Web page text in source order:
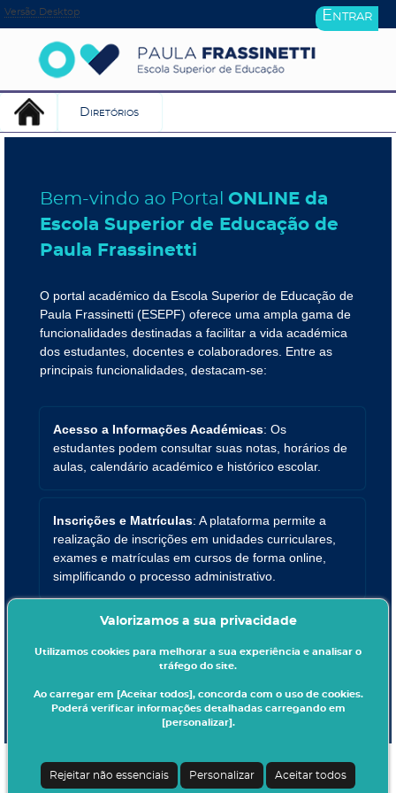
Versão Desktop Entrar
Diretórios
Bem-vindo ao Portal ONLINE da
Escola Superior de Educação de
Paula Frassinetti
O portal académico da Escola Superior de Educação de
Paula Frassinetti (ESEPF) oferece uma ampla gama de
funcionalidades destinadas a facilitar a vida académica
dos estudantes, docentes e colaboradores. Entre as
principais funcionalidades, destacam-se:
Acesso a Informações Académicas: Os
estudantes podem consultar suas notas, horários de
aulas, calendário académico e histórico escolar.
Inscrições e Matrículas: A plataforma permite a
realização de inscrições em unidades curriculares,
exames e matrículas em cursos de forma online,
simplificando o processo administrativo.
: Os estudantes podem consultar
e realizar pagamentos de propinas e outras taxas
diretamente pelo portal.
Valorizamos a sua privacidade
Utilizamos cookies para melhorar a sua experiência e analisar o
tráfego do site.
Ao carregar em [Aceitar todos], concorda com o uso de cookies.
Poderá verificar informações detalhadas carregando em
[personalizar].
Rejeitar não essenciais Personalizar Aceitar todos